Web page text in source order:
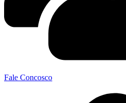
Fale Concosco